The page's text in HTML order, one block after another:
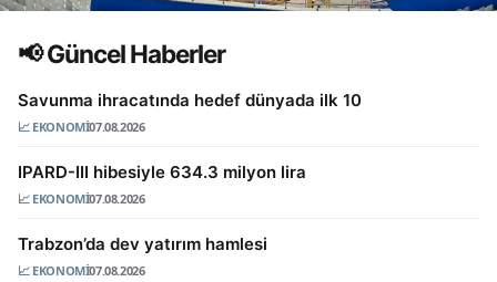
IPARD-III hibesiyle 634.3 milyon lira
Trabzon’da dev yatırım hamlesi
🌍 Dünya
HABERLER: Tayland'da
okula silahlı saldırı! Çok
sayıda...
zekasına Türk imzası
📢 Güncel Haberler
Savunma ihracatında hedef dünyada ilk 10
📈 EKONOMI07.08.2026
IPARD-III hibesiyle 634.3 milyon lira
📈 EKONOMI07.08.2026
Trabzon’da dev yatırım hamlesi
📈 EKONOMI07.08.2026